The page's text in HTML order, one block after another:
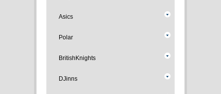
Asics
Polar
BritishKnights
DJinns